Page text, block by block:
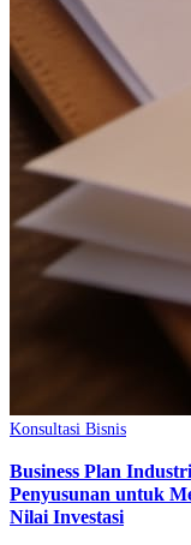
Konsultasi Bisnis
Business Plan
Penyusunan untuk
Nilai Investasi